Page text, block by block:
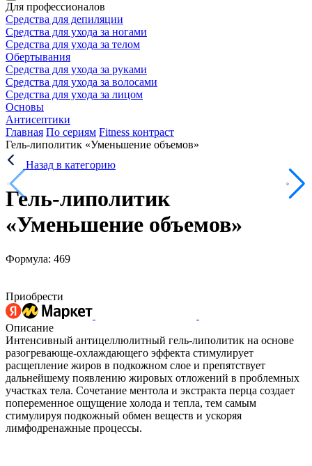
Для профессионалов
Средства для депиляции
Средства для ухода за ногами
Средства для ухода за телом
Обертывания
Средства для ухода за руками
Средства для ухода за волосами
Средства для ухода за лицом
Основы
Антисептики
Главная По сериям Fitness контраст
Гель-липолитик «Уменьшение объемов»
Назад в категорию
Гель-липолитик
«Уменьшение объемов»
Формула: 469
Приобрести
Описание
Интенсивный антицеллюлитный гель-липолитик на основе
разогревающе-охлаждающего эффекта стимулирует
расщепление жиров в подкожном слое и препятствует
дальнейшему появлению жировых отложений в проблемных
участках тела. Сочетание ментола и экстракта перца создает
попеременное ощущение холода и тепла, тем самым
стимулируя подкожный обмен веществ и ускоряя
лимфодренажные процессы.